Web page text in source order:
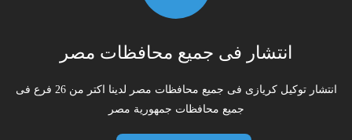
انتشار فى جميع محافظات مصر
انتشار توكيل كريازى فى جميع محافظات مصر لدينا اكتر من 26 فرع فى
جميع محافظات جمهورية مصر